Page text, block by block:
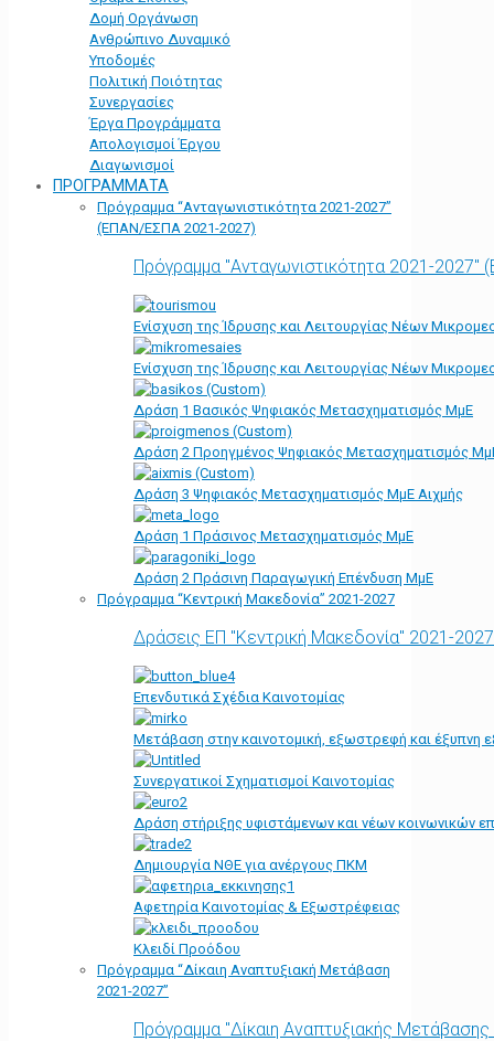
Δομή Οργάνωση
Ανθρώπινο Δυναμικό
Υποδομές
Πολιτική Ποιότητας
Συνεργασίες
Έργα Προγράμματα
Απολογισμοί Έργου
Διαγωνισμοί
ΠΡΟΓΡΑΜΜΑΤΑ
Πρόγραμμα “Ανταγωνιστικότητα 2021-2027”
(ΕΠΑΝ/ΕΣΠΑ 2021-2027)
Πρόγραμμα "Ανταγωνιστικότητα 2021-
Ενίσχυση της Ίδρυσης και Λειτουργίας Νέων
Ενίσχυση της Ίδρυσης και Λειτουργίας Νέων
Δράση 1 Βασικός Ψηφιακός Μετασχηματισμός ΜμΕ
Δράση 2 Προηγμένος Ψηφιακός Μετασχηματισμός
Δράση 3 Ψηφιακός Μετασχηματισμός ΜμΕ Αιχμής
Δράση 1 Πράσινος Μετασχηματισμός ΜμΕ
Δράση 2 Πράσινη Παραγωγική Επένδυση ΜμΕ
Πρόγραμμα “Κεντρική Μακεδονία” 2021-2027
Δράσεις ΕΠ "Κεντρική Μακεδονία" 2021-2027
Επενδυτικά Σχέδια Καινοτομίας
Μετάβαση στην καινοτομική, εξωστρεφή και έξυπνη
Συνεργατικοί Σχηματισμοί Καινοτομίας
Δράση στήριξης υφιστάμενων και νέων κοινωνικών
Δημιουργία ΝΘΕ για ανέργους ΠΚΜ
Αφετηρία Kαινοτομίας & Εξωστρέφειας
Κλειδί Προόδου
Πρόγραμμα “Δίκαιη Αναπτυξιακή Μετάβαση
2021-2027”
Πρόγραμμα "Δίκαιη Αναπτυξιακής